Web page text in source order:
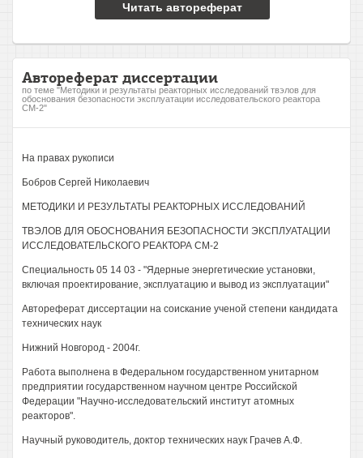
Читать автореферат
Автореферат диссертации
по теме "Методики и результаты реакторных исследований твэлов для
обоснования безопасности эксплуатации исследовательского реактора
СМ-2"
На правах рукописи
Бобров Сергей Николаевич
МЕТОДИКИ И РЕЗУЛЬТАТЫ РЕАКТОРНЫХ ИССЛЕДОВАНИЙ
ТВЭЛОВ ДЛЯ ОБОСНОВАНИЯ БЕЗОПАСНОСТИ ЭКСПЛУАТАЦИИ
ИССЛЕДОВАТЕЛЬСКОГО РЕАКТОРА СМ-2
Специальность 05 14 03 - "Ядерные энергетические установки,
включая проектирование, эксплуатацию и вывод из эксплуатации"
Автореферат диссертации на соискание ученой степени кандидата
технических наук
Нижний Новгород - 2004г.
Работа выполнена в Федеральном государственном унитарном
предприятии государственном научном центре Российской
Федерации "Научно-исследовательский институт атомных
реакторов".
Научный руководитель, доктор технических наук Грачев А.Ф.